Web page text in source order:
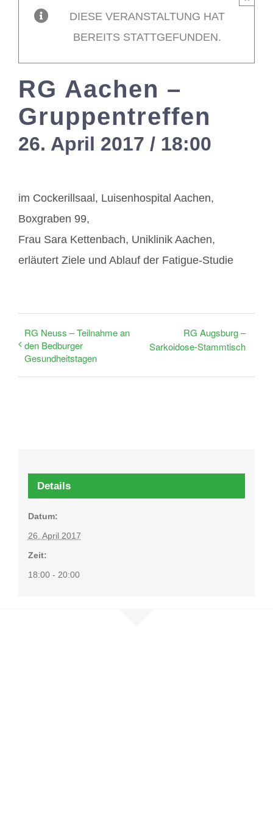
Mitglieder /
DIESE VERANSTALTUNG HAT
BEREITS STATTGEFUNDEN.
RG Aachen –
Gruppentreffen
26. April 2017 / 18:00
im Cockerillsaal, Luisenhospital Aachen,
Boxgraben 99,
Frau Sara Kettenbach, Uniklinik Aachen,
erläutert Ziele und Ablauf der Fatigue-Studie
RG Neuss – Teilnahme an
den Bedburger
Gesundheitstagen
RG Augsburg –
Sarkoidose-Stammtisch
Details
Datum:
26. April 2017
Zeit:
18:00 - 20:00